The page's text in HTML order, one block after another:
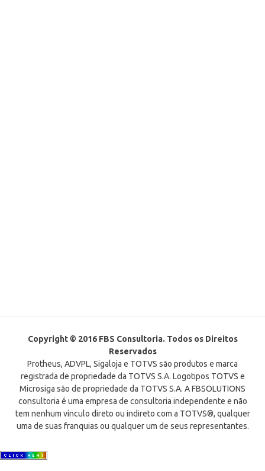
Copyright © 2016 FBS Consultoria. Todos os Direitos
Reservados
Protheus, ADVPL, Sigaloja e TOTVS são produtos e marca
registrada de propriedade da TOTVS S.A. Logotipos TOTVS e
Microsiga são de propriedade da TOTVS S.A. A FBSOLUTIONS
consultoria é uma empresa de consultoria independente e não
tem nenhum vínculo direto ou indireto com a TOTVS®, qualquer
uma de suas franquias ou qualquer um de seus representantes.